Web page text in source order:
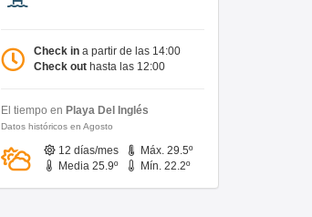
Check in a partir de las 14:00
Check out hasta las 12:00
El tiempo en Playa Del Inglés
Datos históricos en Agosto
12 días/mes
Máx. 29.5º
Media 25.9º
Mín. 22.2º